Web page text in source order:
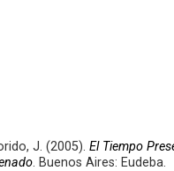
J. (2005). El Tiempo
. Buenos Aires: Eudeba.